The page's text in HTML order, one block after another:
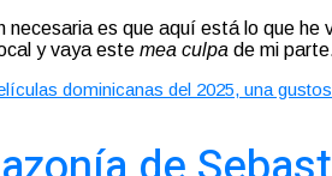
necesaria es que aquí está lo que
y vaya este mea culpa de mi
dominicanas del 2025, una